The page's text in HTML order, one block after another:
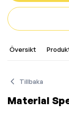
Översikt
Tillbaka
Material